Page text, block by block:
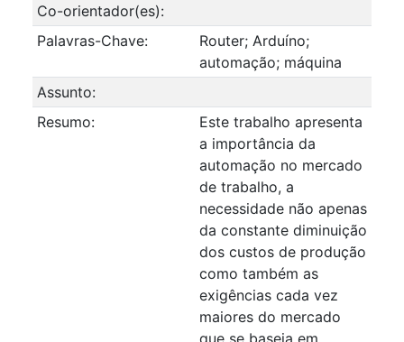
Co-orientador(es):
Palavras-Chave:
Router; Arduíno;
automação; máquina
Assunto:
Resumo:
Este trabalho apresenta
a importância da
automação no mercado
de trabalho, a
necessidade não apenas
da constante diminuição
dos custos de produção
como também as
exigências cada vez
maiores do mercado
que se baseia em